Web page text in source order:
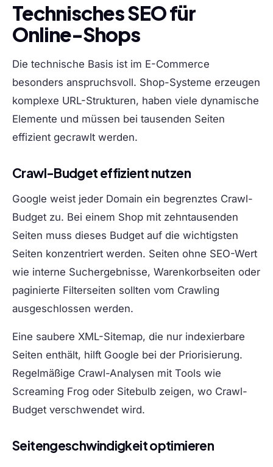
Technisches SEO für
Online-Shops
Die technische Basis ist im E-Commerce
besonders anspruchsvoll. Shop-Systeme erzeugen
komplexe URL-Strukturen, haben viele dynamische
Elemente und müssen bei tausenden Seiten
effizient gecrawlt werden.
Crawl-Budget effizient nutzen
Google weist jeder Domain ein begrenztes Crawl-
Budget zu. Bei einem Shop mit zehntausenden
Seiten muss dieses Budget auf die wichtigsten
Seiten konzentriert werden. Seiten ohne SEO-Wert
wie interne Suchergebnisse, Warenkorbseiten oder
paginierte Filterseiten sollten vom Crawling
ausgeschlossen werden.
Eine saubere XML-Sitemap, die nur indexierbare
Seiten enthält, hilft Google bei der Priorisierung.
Regelmäßige Crawl-Analysen mit Tools wie
Screaming Frog oder Sitebulb zeigen, wo Crawl-
Budget verschwendet wird.
Seitengeschwindigkeit optimieren